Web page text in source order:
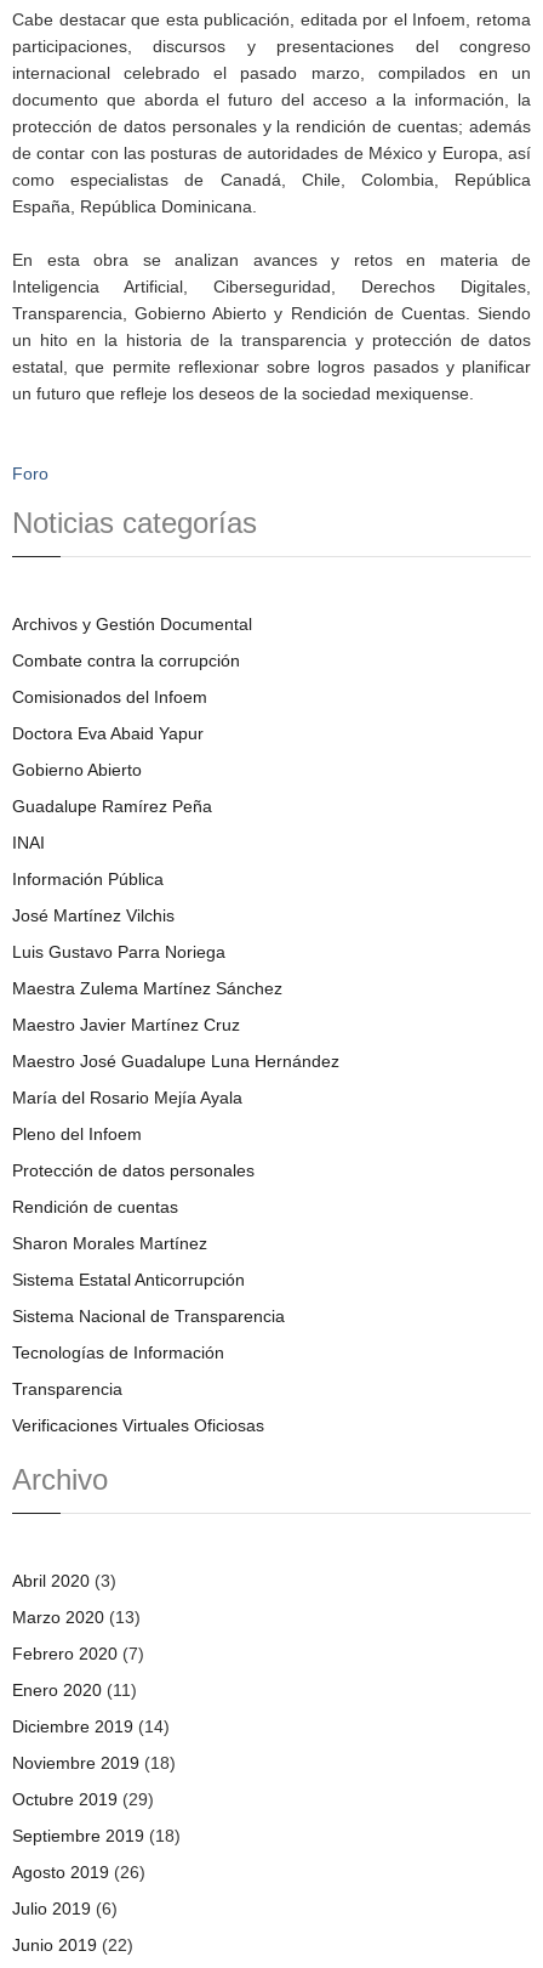
Cabe destacar que esta publicación, editada por el Infoem, retoma
participaciones, discursos y presentaciones del congreso
internacional celebrado el pasado marzo, compilados en un
documento que aborda el futuro del acceso a la información, la
protección de datos personales y la rendición de cuentas; además
de contar con las posturas de autoridades de México y Europa, así
como especialistas de Canadá, Chile, Colombia, República
España, República Dominicana.
En esta obra se analizan avances y retos en materia de
Inteligencia Artificial, Ciberseguridad, Derechos Digitales,
Transparencia, Gobierno Abierto y Rendición de Cuentas. Siendo
un hito en la historia de la transparencia y protección de datos
estatal, que permite reflexionar sobre logros pasados y planificar
un futuro que refleje los deseos de la sociedad mexiquense.
Foro
Noticias categorías
Archivos y Gestión Documental
Combate contra la corrupción
Comisionados del Infoem
Doctora Eva Abaid Yapur
Gobierno Abierto
Guadalupe Ramírez Peña
INAI
Información Pública
José Martínez Vilchis
Luis Gustavo Parra Noriega
Maestra Zulema Martínez Sánchez
Maestro Javier Martínez Cruz
Maestro José Guadalupe Luna Hernández
María del Rosario Mejía Ayala
Pleno del Infoem
Protección de datos personales
Rendición de cuentas
Sharon Morales Martínez
Sistema Estatal Anticorrupción
Sistema Nacional de Transparencia
Tecnologías de Información
Transparencia
Verificaciones Virtuales Oficiosas
Archivo
Abril 2020 (3)
Marzo 2020 (13)
Febrero 2020 (7)
Enero 2020 (11)
Diciembre 2019 (14)
Noviembre 2019 (18)
Octubre 2019 (29)
Septiembre 2019 (18)
Agosto 2019 (26)
Julio 2019 (6)
Junio 2019 (22)